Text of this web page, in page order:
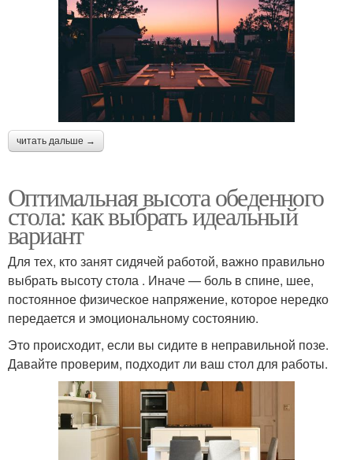
читать дальше →
Оптимальная высота обеденного
стола: как выбрать идеальный
вариант
Для тех, кто занят сидячей работой, важно правильно
выбрать высоту стола . Иначе — боль в спине, шее,
постоянное физическое напряжение, которое нередко
передается и эмоциональному состоянию.
Это происходит, если вы сидите в неправильной позе.
Давайте проверим, подходит ли ваш стол для работы.